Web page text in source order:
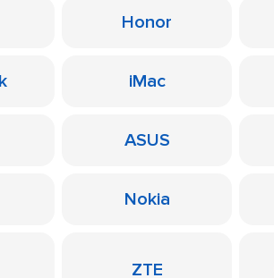
Honor
iMac
ASUS
Nokia
ZTE